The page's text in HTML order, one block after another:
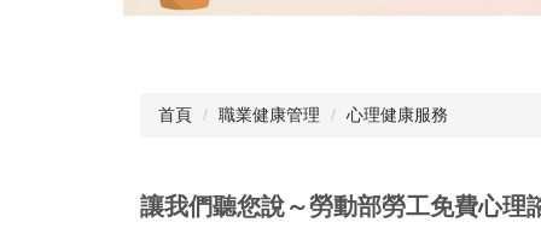
首頁 職業健康管理 心理健康服務
讓我們聽您說～勞動部勞工免費心理